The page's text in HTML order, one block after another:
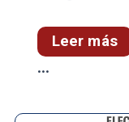
Leer más
...